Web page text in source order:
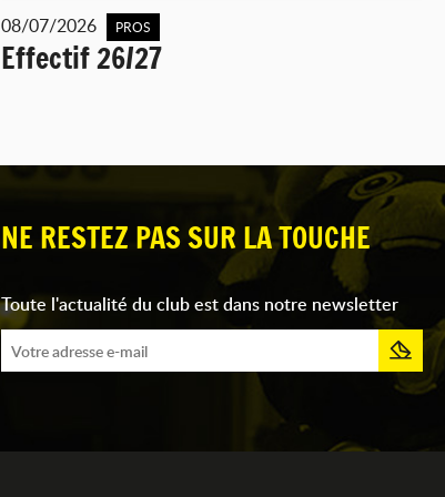
08/07/2026 PROS
Effectif 26/27
NE RESTEZ PAS SUR LA TOUCHE
Toute l'actualité du club est dans notre newsletter